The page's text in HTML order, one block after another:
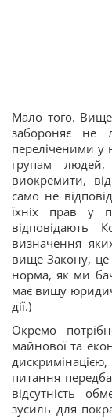
Мало того.
забороняє не
переліченими у
групам
виокремити,
само не
їхніх прав у
відповідають
визначення
вище Закону, це
норма, як ми
має вищу
дії.)
Окремо
майнової та
питання
відсутність
зусиль для